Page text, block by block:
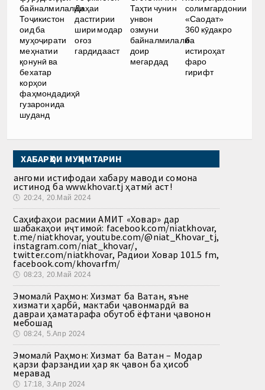
байналмилалии
Тоҷикистон
оид ба
муҳоҷирати
меҳнатии
қонунӣ ва
бехатар
корҳои
фаҳмондадиҳӣ
гузаронида
шуданд
Даҳаи
дастгирии
шири модар
оғоз
гардидааст
Таҳти чунин
унвон
озмуни
байналмилалӣ
доир
мегардад
солимгардонии
«Саодат»
360 кӯдакро
ба
истироҳат
фаро
гирифт
ХАБАРҲОИ МУҲИМТАРИН
Ҳангоми истифодаи хабару маводи сомона
истинод ба www.khovar.tj ҳатмӣ аст!
🕔 20:24, 20.Май 2024
Саҳифаҳои расмии АМИТ «Ховар» дар
шабакаҳои иҷтимоӣ: facebook.com/niatkhovar,
t.me/niatkhovar, youtube.com/@niat_Khovar_tj,
instagram.com/niat_khovar/,
twitter.com/niatkhovar, Радиои Ховар 101.5 fm,
facebook.com/khovarfm/
🕔 08:23, 20.Май 2024
Эмомалӣ Раҳмон: Хизмат ба Ватан, яъне
хизмати ҳарбӣ, мактаби ҷавонмардӣ ва
давраи ҳаматарафа обутоб ёфтани ҷавонон
мебошад
🕔 08:24, 5.Апр 2024
Эмомалӣ Раҳмон: Хизмат ба Ватан – Модар
қарзи фарзандии ҳар як ҷавон ба ҳисоб
меравад
🕔 17:18, 3.Апр 2024